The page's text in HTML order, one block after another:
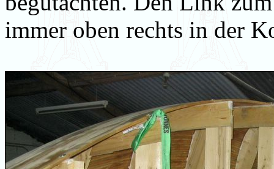
immer oben rechts in der